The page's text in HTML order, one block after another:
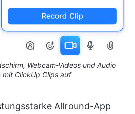
Webcam-Videos und Audio
mit ClickUp Clips auf
Allround-App